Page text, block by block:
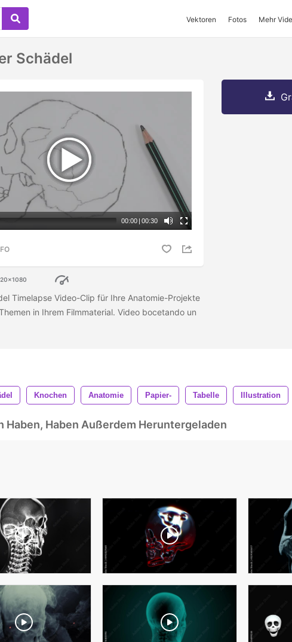
Vektoren Fotos Mehr
Schädel
00:00 | 00:30
Timelapse Video-Clip für Ihre Anatomie-Projekte
in Ihrem Filmmaterial. Video bocetando un
Knochen Anatomie Papier- Tabelle Illustration
Haben Außerdem Heruntergeladen